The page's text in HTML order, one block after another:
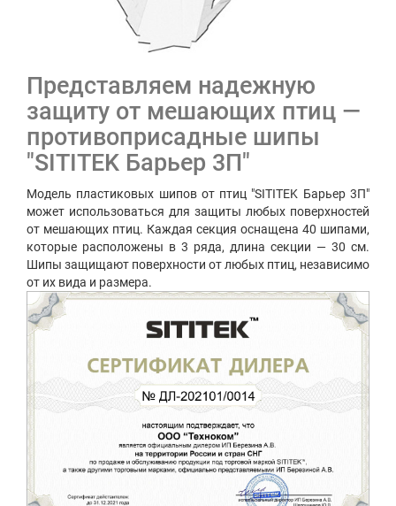
Представляем надежную
защиту от мешающих птиц —
противоприсадные шипы
"SITITEK Барьер 3П"
Модель пластиковых шипов от птиц "SITITEK Барьер 3П"
может использоваться для защиты любых поверхностей
от мешающих птиц. Каждая секция оснащена 40 шипами,
которые расположены в 3 ряда, длина секции — 30 см.
Шипы защищают поверхности от любых птиц, независимо
от их вида и размера.